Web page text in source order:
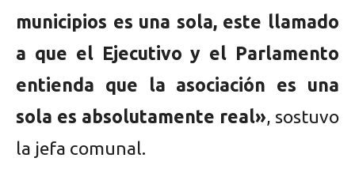
municipios es una sola, este llamado
a que el Ejecutivo y el Parlamento
entienda que la asociación es una
sola es absolutamente real», sostuvo
la jefa comunal.